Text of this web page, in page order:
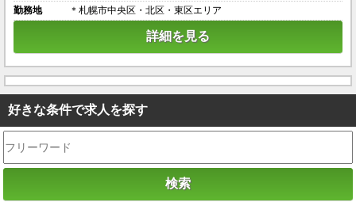
勤務地
＊札幌市中央区・北区・東区エリア
詳細を見る
好きな条件で求人を探す